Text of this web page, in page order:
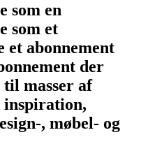
som en
som et
et abonnement
der
masser af
inspiration,
, møbel- og